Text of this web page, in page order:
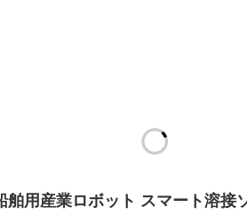
舶用産業ロボット スマート溶接